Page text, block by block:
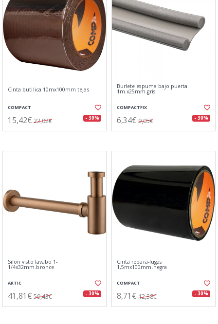
Cinta butilica 10mx100mm tejas
COMPACT
15,42€ 22,02€ - 30%
Burlete espuma bajo puerta
1m.x25mm.gris
COMPACTFIX
6,34€ 9,05€ - 30%
Sifon visto lavabo 1-
1/4x32mm.bronce
ARTIC
41,81€ 59,43€ - 30%
Cinta repara-fugas
1,5mx100mm.negra
COMPACT
8,71€ 12,38€ - 30%